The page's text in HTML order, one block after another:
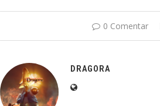
0 Comentar
DRAGORA